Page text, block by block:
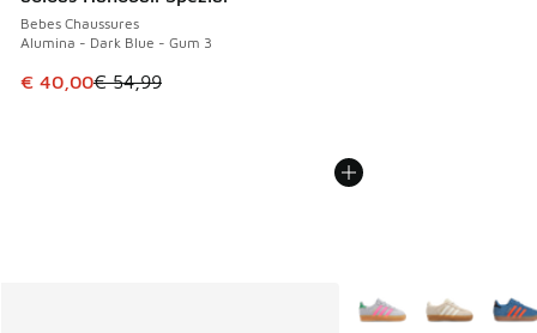
Bebes Chaussures
Alumina - Dark Blue - Gum 3
Cet article est en promotion. Prix en baisse de € 54,99 à
€ 40,00€ 54,99
Plus de couleurs